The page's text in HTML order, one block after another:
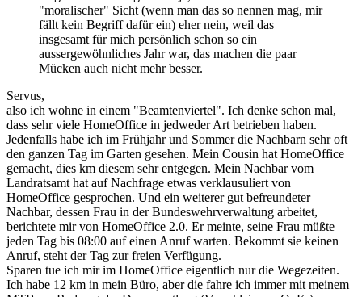
"moralischer" Sicht (wenn man das so nennen mag, mir
fällt kein Begriff dafür ein) eher nein, weil das
insgesamt für mich persönlich schon so ein
aussergewöhnliches Jahr war, das machen die paar
Mücken auch nicht mehr besser.
Servus,
also ich wohne in einem "Beamtenviertel". Ich denke schon mal,
dass sehr viele HomeOffice in jedweder Art betrieben haben.
Jedenfalls habe ich im Frühjahr und Sommer die Nachbarn sehr oft
den ganzen Tag im Garten gesehen. Mein Cousin hat HomeOffice
gemacht, dies km diesem sehr entgegen. Mein Nachbar vom
Landratsamt hat auf Nachfrage etwas verklausuliert von
HomeOffice gesprochen. Und ein weiterer gut befreundeter
Nachbar, dessen Frau in der Bundeswehrverwaltung arbeitet,
berichtete mir von HomeOffice 2.0. Er meinte, seine Frau müßte
jeden Tag bis 08:00 auf einen Anruf warten. Bekommt sie keinen
Anruf, steht der Tag zur freien Verfügung.
Sparen tue ich mir im HomeOffice eigentlich nur die Wegezeiten.
Ich habe 12 km in mein Büro, aber die fahre ich immer mit meinem